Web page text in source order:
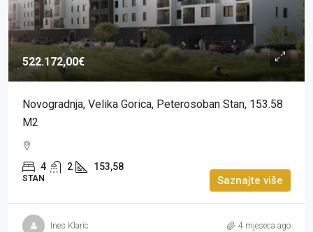
522.172,00€
Novogradnja, Velika Gorica, Peterosoban Stan, 153.58
M2
4 2 153,58
STAN Saznajte više
Ines Klaric 4 mjeseca ago